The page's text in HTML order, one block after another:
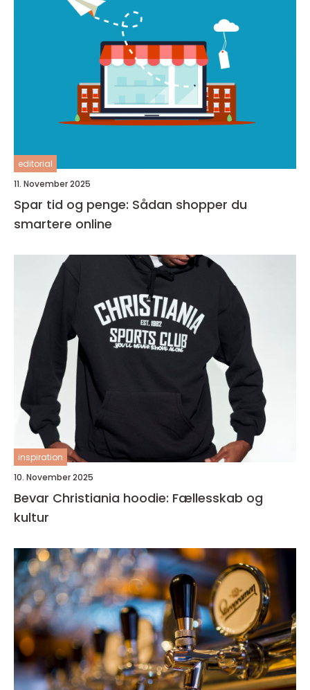
editorial
11. November 2025
Spar tid og penge: Sådan shopper du
smartere online
inspiration
10. November 2025
Bevar Christiania hoodie: Fællesskab og
kultur